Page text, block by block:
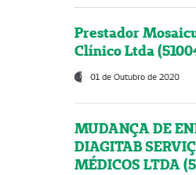
Prestador
Clínico Ltda
01 de Outubro de 2020
MUDANÇA DE
DIAGITAB
MÉDICOS LTDA